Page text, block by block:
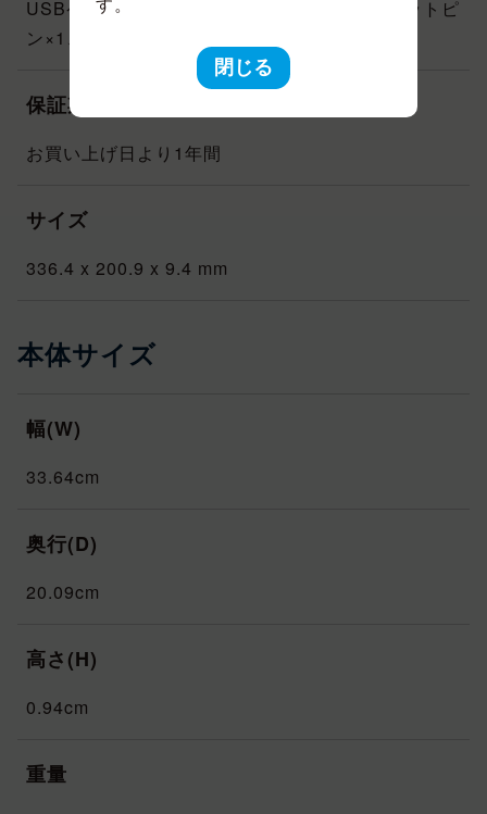
USBケーブル Type A-Type C×1、カードスロットピ
ン×1、クイックスタートガイド×1、保証書×1
保証期間
お買い上げ日より1年間
サイズ
336.4 x 200.9 x 9.4 mm
本体サイズ
幅(W)
33.64cm
奥行(D)
20.09cm
高さ(H)
0.94cm
重量
閉じる